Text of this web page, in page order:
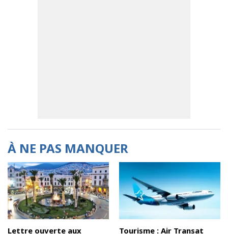
À NE PAS MANQUER
Lettre ouverte aux Tourisme : Air Transat